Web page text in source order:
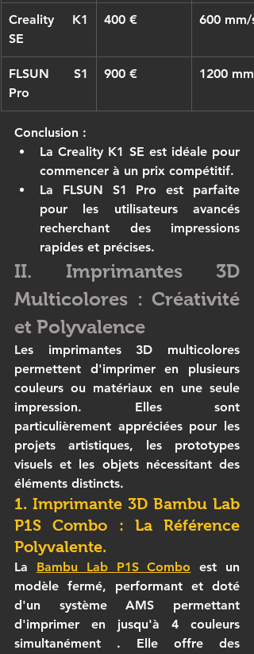
Creality K1
SE
400 € 600 mm/s
FLSUN S1
Pro
900 € 1200 mm/
Conclusion :
La Creality K1 SE est idéale pour
commencer à un prix compétitif.
La FLSUN S1 Pro est parfaite
pour les utilisateurs avancés
recherchant des impressions
rapides et précises.
II. Imprimantes 3D
Multicolores : Créativité
et Polyvalence
Les imprimantes 3D multicolores
permettent d'imprimer en plusieurs
couleurs ou matériaux en une seule
impression. Elles sont
particulièrement appréciées pour les
projets artistiques, les prototypes
visuels et les objets nécessitant des
éléments distincts.
1. Imprimante 3D Bambu Lab
P1S Combo : La Référence
Polyvalente.
La Bambu Lab P1S Combo est un
modèle fermé, performant et doté
d'un système AMS permettant
d'imprimer en jusqu'à 4 couleurs
simultanément . Elle offre des